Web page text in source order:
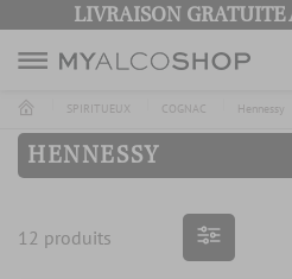
LIVRAISON GRATUITE
SPIRITUEUX COGNAC Hennessy
HENNESSY
12 produits